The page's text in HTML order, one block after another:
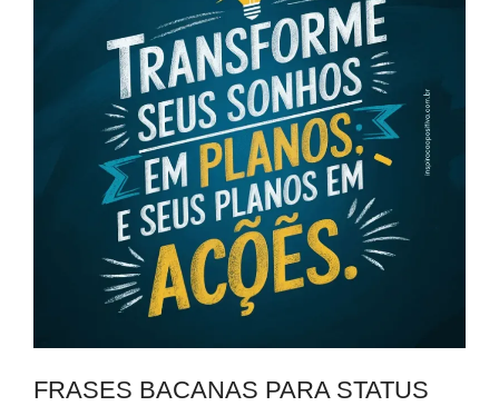
FRASES BACANAS PARA STATUS